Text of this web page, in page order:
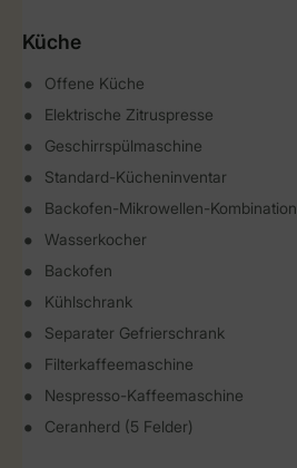
Küche
Offene Küche
Elektrische Zitruspresse
Geschirrspülmaschine
Standard-Kücheninventar
Backofen-Mikrowellen-Kombination
Wasserkocher
Backofen
Kühlschrank
Separater Gefrierschrank
Filterkaffeemaschine
Nespresso-Kaffeemaschine
Ceranherd (5 Felder)